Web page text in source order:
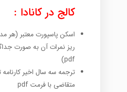
کالج در کانادا :
اسکن پاسپورت معتبر (هر
ریز نمرات آن به صورت
pdf)
ترجمه سه سال اخیر
متقاضی با فرمت pdf